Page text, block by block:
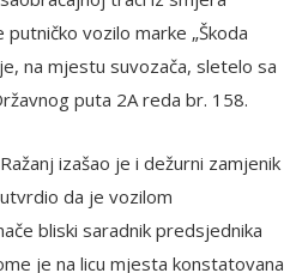
vozilo marke „Škoda
na mjestu suvozača, sletelo sa
puta 2A reda br. 158.
izašao je i dežurni zamjenik
da je vozilom
bliski saradnik predsjednika
je na licu mjesta konstatovana